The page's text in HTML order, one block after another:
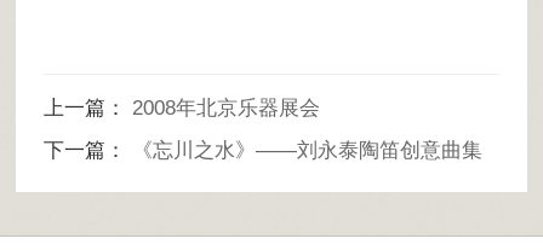
上一篇：
2008年北京乐器展会
下一篇：
《忘川之水》——刘永泰陶笛创意曲集